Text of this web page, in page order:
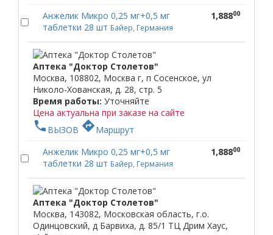
Анжелик Микро 0,25 мг+0,5 мг
таблетки 28 шт Байер, Германия
1,88800
Аптека "Доктор Столетов"
Москва, 108802, Москва г, п Сосенское, ул
Николо-Хованская, д. 28, стр. 5
Время работы: Уточняйте
Цена актуальна при заказе на сайте
phone ВЫЗОВ directionsМаршрут
Анжелик Микро 0,25 мг+0,5 мг
таблетки 28 шт Байер, Германия
1,88800
Аптека "Доктор Столетов"
Москва, 143082, Московская область, г.о.
Одинцовский, д Барвиха, д. 85/1 ТЦ Дрим Хаус,